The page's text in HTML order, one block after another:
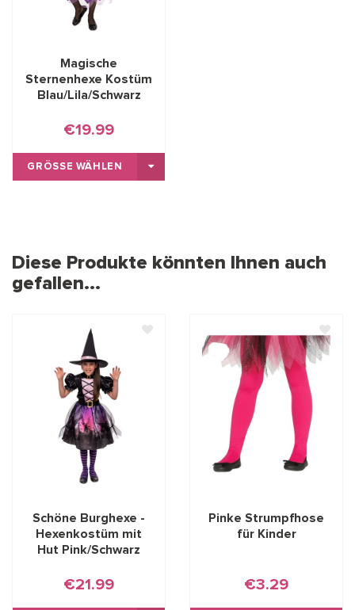
Magische
Sternenhexe Kostüm
Blau/Lila/Schwarz
€19.99
GRÖSSE WÄHLEN
Diese Produkte könnten Ihnen auch
gefallen...
Schöne Burghexe -
Hexenkostüm mit
Hut Pink/Schwarz
€21.99
Pinke Strumpfhose
für Kinder
€3.29